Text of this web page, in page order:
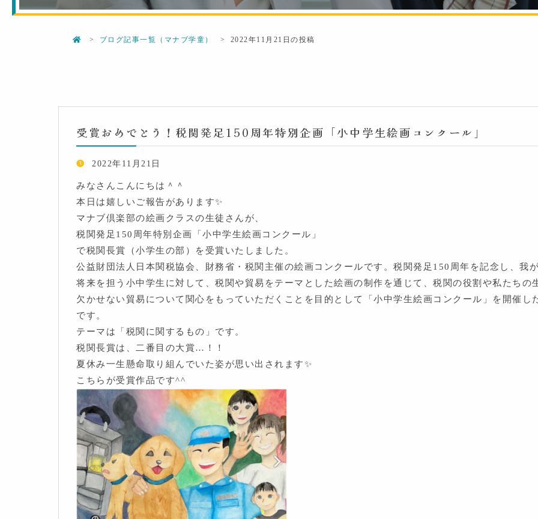
ブログ記事一覧（マナブ学童） 2022年11月21日の投稿
受賞おめでとう！税関発足150周年特別企画「小中学生絵画コンクール」
2022年11月21日
みなさんこんにちは＾＾
本日は嬉しいご報告があります✨
マナブ倶楽部の絵画クラスの生徒さんが、
税関発足150周年特別企画「小中学生絵画コンクール」
で税関長賞（小学生の部）を受賞いたしました。
公益財団法人日本関税協会、財務省・税関主催の絵画コンクールです。税関発足150周年を記念し、我
将来を担う小中学生に対して、税関や貿易をテーマとした絵画の制作を通じて、税関の役割や私たちの
欠かせない貿易について関心をもっていただくことを目的として「小中学生絵画コンクール」を開催し
です。
テーマは「税関に関するもの」です。
税関長賞は、二番目の大賞…！！
夏休み一生懸命取り組んでいた姿が思い出されます✨
こちらが受賞作品です^^